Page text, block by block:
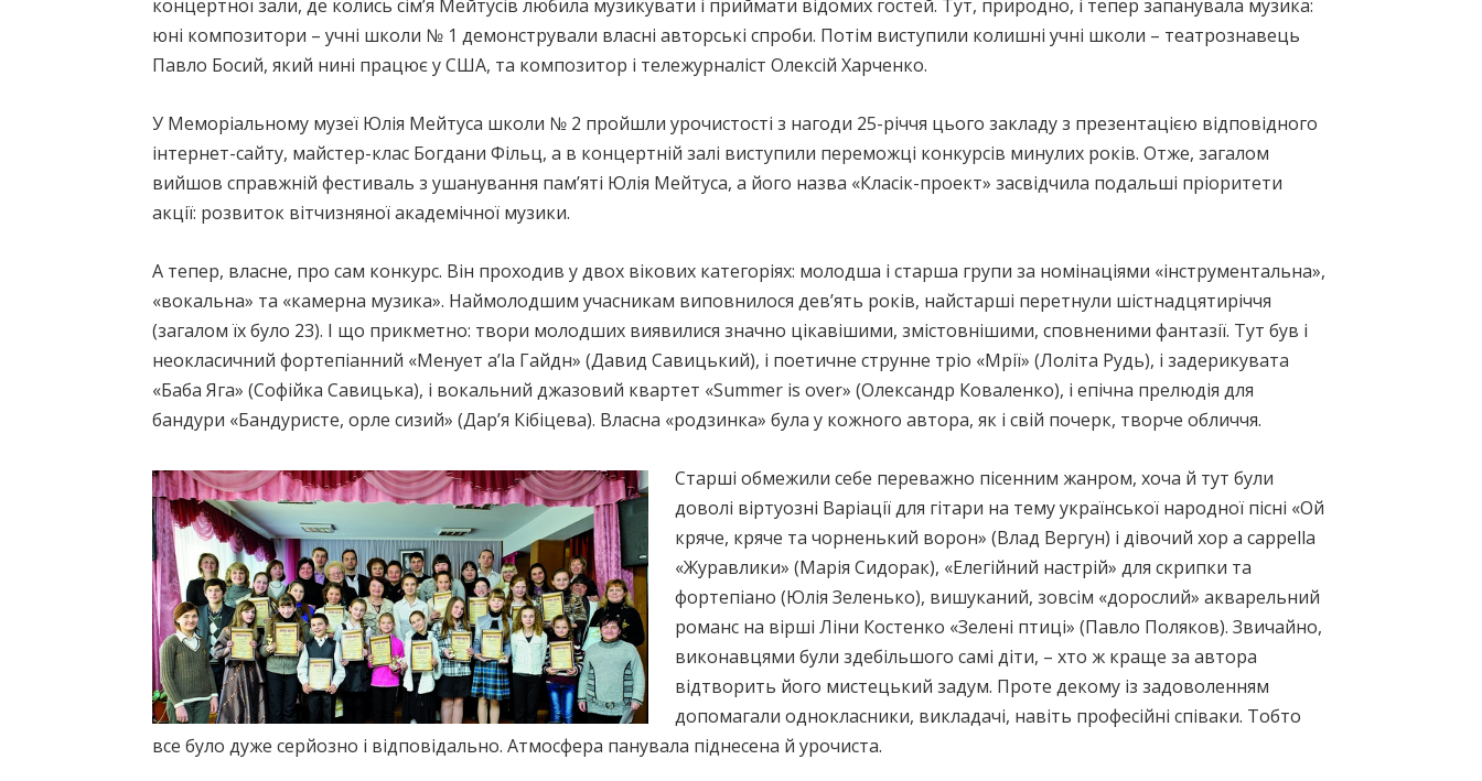
концертної зали, де колись сім’я Мейтусів любила музикувати і приймати відомих гостей. Тут, природно, і тепер запанувала музика:
юні композитори – учні школи № 1 демонстрували власні авторські спроби. Потім виступили колишні учні школи – театрознавець
Павло Босий, який нині працює у США, та композитор і тележурналіст Олексій Харченко.
У Меморіальному музеї Юлія Мейтуса школи № 2 пройшли урочистості з нагоди 25-річчя цього закладу з презентацією відповідного
інтернет-сайту, майстер-клас Богдани Фільц, а в концертній залі виступили переможці конкурсів минулих років. Отже, загалом
вийшов справжній фестиваль з ушанування пам’яті Юлія Мейтуса, а його назва «Класік-проект» засвідчила подальші пріоритети
акції: розвиток вітчизняної академічної музики.
А тепер, власне, про сам конкурс. Він проходив у двох вікових категоріях: молодша і старша групи за номінаціями «інструментальна»,
«вокальна» та «камерна музика». Наймолодшим учасникам виповнилося дев’ять років, найстарші перетнули шістнадцятиріччя
(загалом їх було 23). І що прикметно: твори молодших виявилися значно цікавішими, змістовнішими, сповненими фантазії. Тут був і
неокласичний фортепіанний «Менует а’la Гайдн» (Давид Савицький), і поетичне струнне тріо «Мрії» (Лоліта Рудь), і задерикувата
«Баба Яга» (Софійка Савицька), і вокальний джазовий квартет «Summer is over» (Олександр Коваленко), і епічна прелюдія для
бандури «Бандуристе, орле сизий» (Дар’я Кібіцева). Власна «родзинка» була у кожного автора, як і свій почерк, творче обличчя.
Старші обмежили себе переважно пісенним жанром, хоча й тут були
доволі віртуозні Варіації для гітари на тему української народної пісні «Ой
кряче, кряче та чорненький ворон» (Влад Вергун) і дівочий хор а cappella
«Журавлики» (Марія Сидорак), «Елегійний настрій» для скрипки та
фортепіано (Юлія Зеленько), вишуканий, зовсім «дорослий» акварельний
романс на вірші Ліни Костенко «Зелені птиці» (Павло Поляков). Звичайно,
виконавцями були здебільшого самі діти, – хто ж краще за автора
відтворить його мистецький задум. Проте декому із задоволенням
допомагали однокласники, викладачі, навіть професійні співаки. Тобто
все було дуже серйозно і відповідально. Атмосфера панувала піднесена й урочиста.